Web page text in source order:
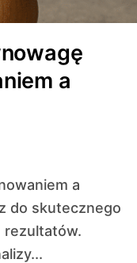
a
do skutecznego
rezultatów.